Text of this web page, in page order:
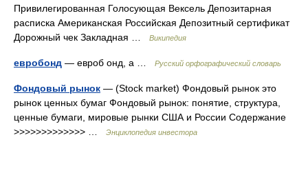
Привилегированная Голосующая Вексель Депозитарная
расписка Американская Российская Депозитный сертификат
Дорожный чек Закладная …
Википедия
евробонд — евроб онд, а … Русский орфографический словарь
Фондовый рынок — (Stock market) Фондовый рынок это
рынок ценных бумаг Фондовый рынок: понятие, структура,
ценные бумаги, мировые рынки США и России Содержание
>>>>>>>>>>>>> …
Энциклопедия инвестора